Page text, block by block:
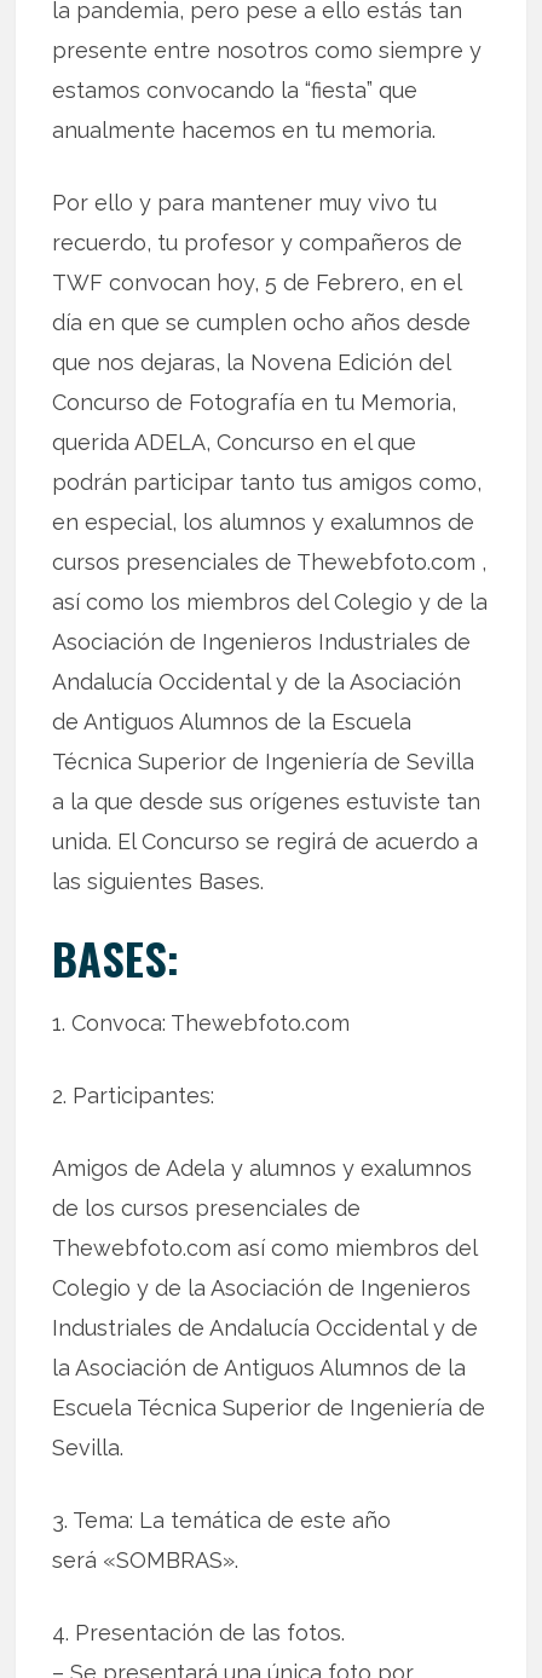
la pandemia, pero pese a ello estás tan
presente entre nosotros como siempre y
estamos convocando la “fiesta” que
anualmente hacemos en tu memoria.
Por ello y para mantener muy vivo tu
recuerdo, tu profesor y compañeros de
TWF convocan hoy, 5 de Febrero, en el
día en que se cumplen ocho años desde
que nos dejaras, la Novena Edición del
Concurso de Fotografía en tu Memoria,
querida ADELA, Concurso en el que
podrán participar tanto tus amigos como,
en especial, los alumnos y exalumnos de
cursos presenciales de Thewebfoto.com ,
así como los miembros del Colegio y de la
Asociación de Ingenieros Industriales de
Andalucía Occidental y de la Asociación
de Antiguos Alumnos de la Escuela
Técnica Superior de Ingeniería de Sevilla
a la que desde sus orígenes estuviste tan
unida. El Concurso se regirá de acuerdo a
las siguientes Bases.
BASES:
1. Convoca: Thewebfoto.com
2. Participantes:
Amigos de Adela y alumnos y exalumnos
de los cursos presenciales de
Thewebfoto.com así como miembros del
Colegio y de la Asociación de Ingenieros
Industriales de Andalucía Occidental y de
la Asociación de Antiguos Alumnos de la
Escuela Técnica Superior de Ingeniería de
Sevilla.
3. Tema: La temática de este año
será «SOMBRAS».
4. Presentación de las fotos.
– Se presentará una única foto por